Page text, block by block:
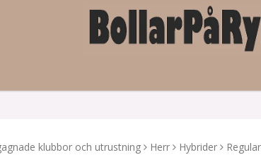
klubbor och utrustning Herr Hybrider